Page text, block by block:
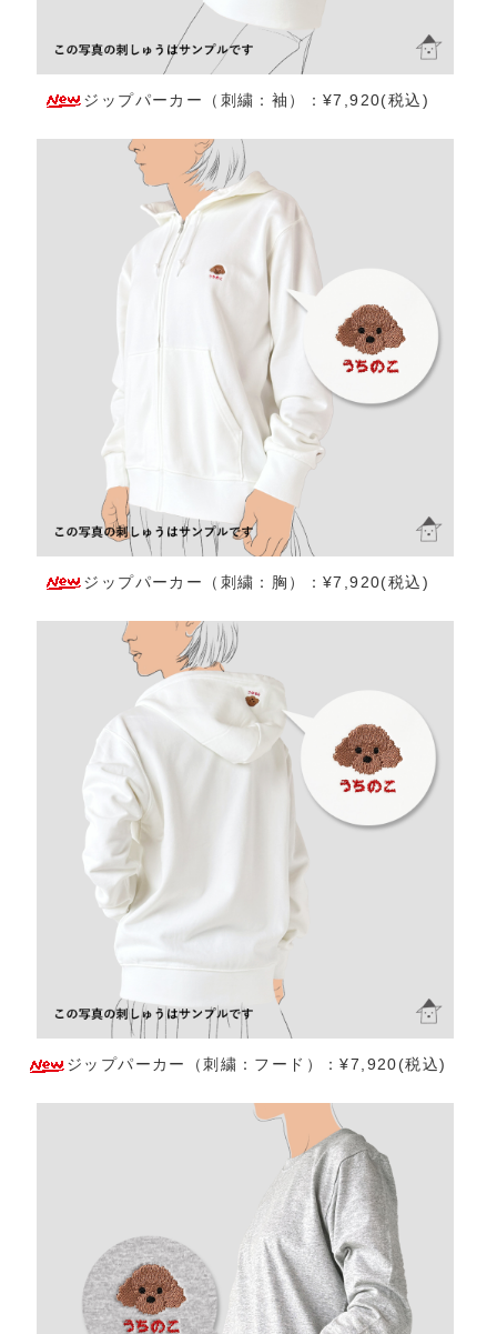
ジップパーカー（刺繍：袖）：¥7,920(税込)
ジップパーカー（刺繍：胸）：¥7,920(税込)
ジップパーカー（刺繍：フード）：¥7,920(税込)